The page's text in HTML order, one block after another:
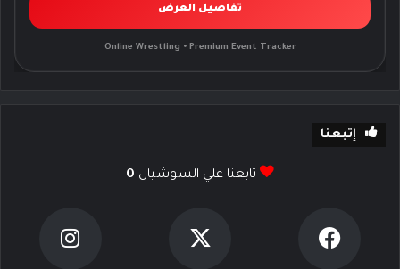
تفاصيل العرض
Online Wrestling • Premium Event Tracker
إتبعنا
تابعنا علي السوشيال 0